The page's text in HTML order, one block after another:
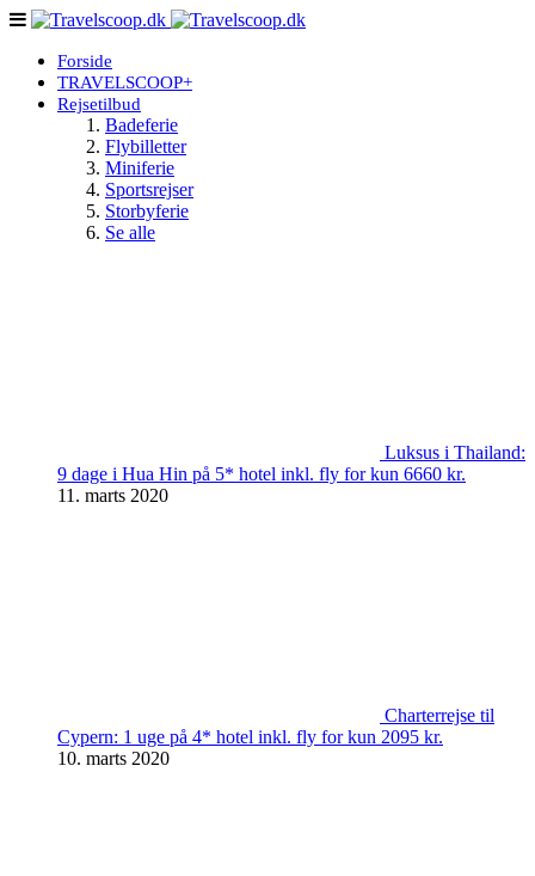
Forside
TRAVELSCOOP+
Rejsetilbud
Badeferie
Flybilletter
Miniferie
Sportsrejser
Storbyferie
Se alle
Luksus i Thailand:
9 dage i Hua Hin på 5* hotel inkl. fly for kun 6660 kr.
11. marts 2020
Charterrejse til
Cypern: 1 uge på 4* hotel inkl. fly for kun 2095 kr.
10. marts 2020